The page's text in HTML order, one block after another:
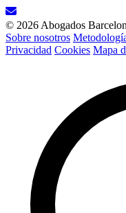
© 2026 Abogados
Sobre nosotros
Privacidad Cookies Mapa